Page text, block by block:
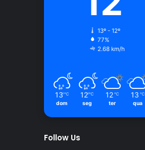
13º - 12º
77%
2.68 km/h
13 ℃
dom
12 ℃
seg
12 ℃
ter
13 ℃
qua
Follow Us